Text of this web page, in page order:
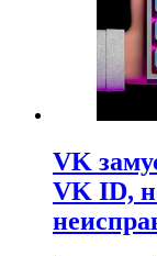
VK
VK ID,